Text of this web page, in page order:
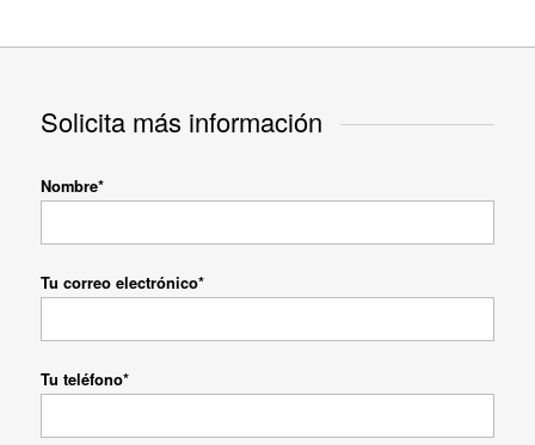
Solicita más información
Nombre*
Tu correo electrónico*
Tu teléfono*